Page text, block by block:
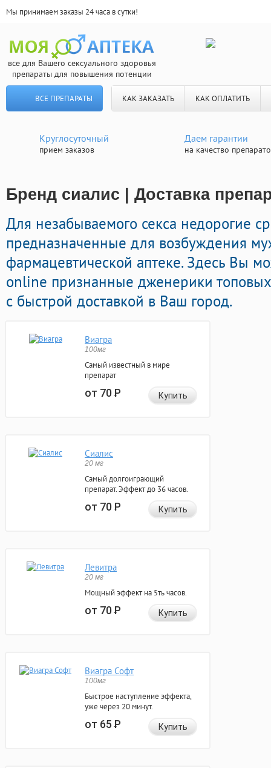
Мы принимаем заказы 24 часа в сутки!
все для Вашего сексуального здоровья
препараты для повышения потенции
ВСЕ ПРЕПАРАТЫ КАК ЗАКАЗАТЬ КАК ОПЛАТИТЬ
Круглосуточный
прием заказов
Даем гарантии
на качество
Бренд сиалис | Доставка
Для незабываемого секса недорогие
предназначенные для возбуждения
фармацевтической аптеке. Здесь Вы
online признанные дженерики
с быстрой доставкой в Ваш город.
Виагра
100мг
Самый известный в мире
препарат
от 70Р Купить
Сиалис
20 мг
Самый долгоиграющий
препарат. Эффект до 36 часов.
от 70Р Купить
Левитра
20 мг
Мощный эффект на 5ть часов.
от 70Р Купить
Виагра Софт
100мг
Быстрое наступление эффекта,
уже через 20 минут.
от 65Р Купить